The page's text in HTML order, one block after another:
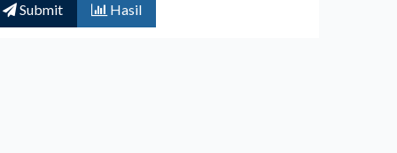
Submit Hasil